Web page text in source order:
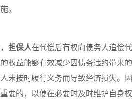
。
担保人在代偿后有权向债务人追偿代
的权益能够有效减少因债务违约带来的
未按时履行义务而导致经济损失。因
要的，以便在必要时及时维护自身权